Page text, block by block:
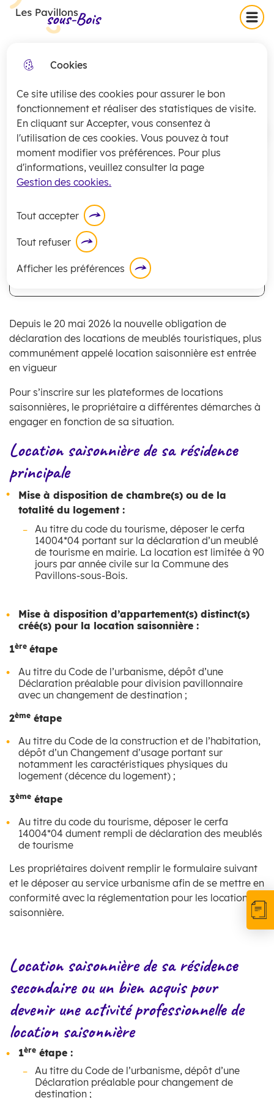
Cookies
Ce site utilise des cookies pour assurer le bon
fonctionnement et réaliser des statistiques de visite.
En cliquant sur Accepter, vous consentez à
l'utilisation de ces cookies. Vous pouvez à tout
moment modifier vos préférences. Pour plus
d'informations, veuillez consulter la page
Gestion des cookies.
Afficher les préférences
Tout accepter
Tout refuser
Skip
menu
Skip
to
Skip to
Collecte exceptionnelle des
jeudi 16 juillet
Lacollectedes encombrants pour les
secteurs 1 et 2 sera exceptionnellement
assuréece jeudi 16 juillet.
En savoir plus
Les Pavillons-sous-Bois Menu
Accueil
RESIDENCE PRINCIPALE,
ACTIVITE PROFESSIONNELLE
Depuis le 20 mai 2026 la nouvelle obligation de
déclaration des locations de meublés touristiques, plus
communément appelé location saisonnière est entrée
en vigueur
Pour s’inscrire sur les plateformes de locations
saisonnières, le propriétaire a différentes démarches à
engager en fonction de sa situation.
Location saisonnière de sa résidence
principale
Mise à disposition de chambre(s) ou de la
totalité du logement :
Au titre du code du tourisme, déposer le cerfa
14004*04 portant sur la déclaration d’un meublé
de tourisme en mairie. La location est limitée à 90
jours par année civile sur la Commune des
Pavillons-sous-Bois.
Mise à disposition d’appartement(s) distinct(s)
créé(s) pour la location saisonnière :
1ère étape
Au titre du Code de l’urbanisme, dépôt d’une
Déclaration préalable pour division pavillonnaire
avec un changement de destination ;
2ème étape
Au titre du Code de la construction et de l’habitation,
dépôt d’un Changement d’usage portant sur
notamment les caractéristiques physiques du
logement (décence du logement) ;
3ème étape
Au titre du code du tourisme, déposer le cerfa
14004*04 dument rempli de déclaration des meublés
de tourisme
Les propriétaires doivent remplir le formulaire suivant
et le déposer au service urbanisme afin de se mettre en
conformité avec la réglementation pour les location
saisonnière.
Location saisonnière de sa résidence
secondaire ou un bien acquis pour
devenir une activité professionnelle de
location saisonnière
1ère étape :
Au titre du Code de l’urbanisme, dépôt d’une
Déclaration préalable pour changement de
destination ;